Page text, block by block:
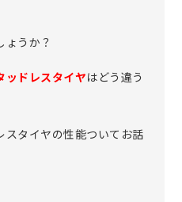
うか？
ッドレスタイヤはどう違う
スタイヤの性能ついてお話